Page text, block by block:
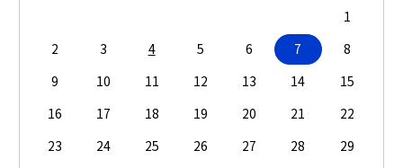
1
2
3 4 5 6 7
8
9
10 11 12 13 14
15
16
17 18 19 20 21
22
23
24 25 26 27 28
29